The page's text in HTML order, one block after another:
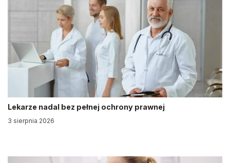
Lekarze nadal bez pełnej ochrony prawnej
3 sierpnia 2026